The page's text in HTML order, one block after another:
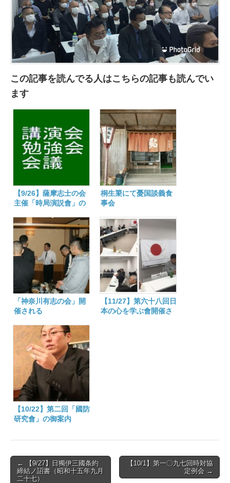
この記事を読んでる人はこちらの記事も読んでい
ます
【9/26】薩摩志士の会
主催「時局演説會」の
桐生簗にて憂国談義食
事会
「神奈川有志の会」開
催される
【11/27】第六十八回日
本の心を学ぶ會開催さ
【10/22】第二回「國防
研究會」の御案内
Post
navigation
← 【9/27】日獨伊三國条約
締結ノ詔書（昭和十五年九月
二十七）
【10/1】第一〇九七回時対協
定例会 →